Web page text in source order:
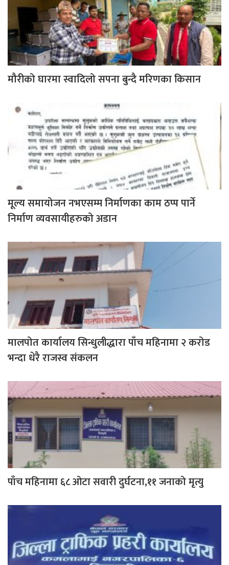
मौरीको घारमा स्वादिलो सपना बुन्दै मरिणका किसान
मूल्य समायोजन नभएसम्म निर्माणका काम ठप्प पार्ने
निर्माण व्यवसायीहरुको अडान
मालपोत कार्यालय सिन्धुलीद्धारा पाँच महिनामा २ करोड
भन्दा धेरै राजस्व संकलन
पाँच महिनामा ६८ ओटा सवारी दुर्घटना,११ जनाको मृत्यु